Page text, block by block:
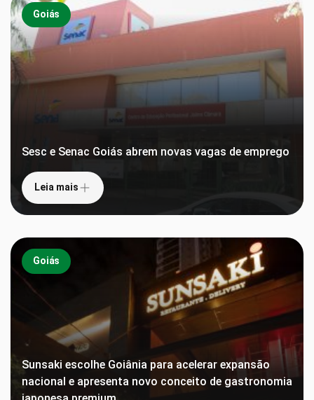
Goiás
Sesc e Senac Goiás abrem novas vagas de emprego
Leia mais
Goiás
Sunsaki escolhe Goiânia para acelerar expansão
nacional e apresenta novo conceito de gastronomia